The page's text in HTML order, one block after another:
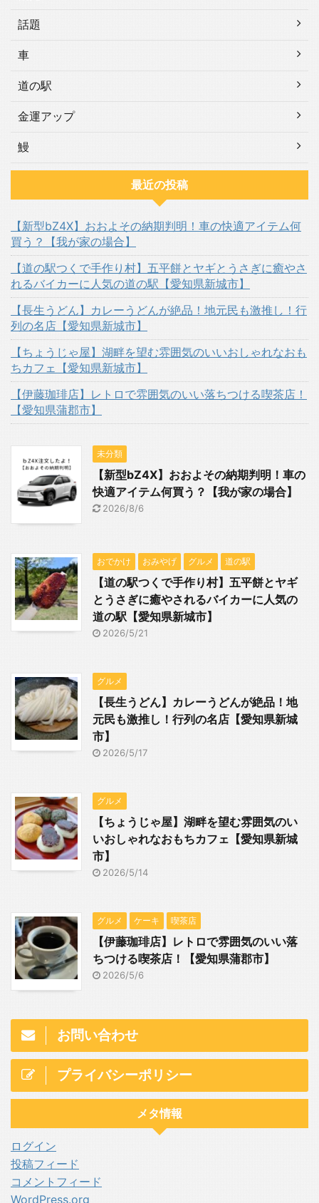
話題
車
道の駅
金運アップ
鰻
最近の投稿
【新型bZ4X】おおよその納期判明！車の快適アイテム何
買う？【我が家の場合】
【道の駅つくで手作り村】五平餅とヤギとうさぎに癒やさ
れるバイカーに人気の道の駅【愛知県新城市】
【長生うどん】カレーうどんが絶品！地元民も激推し！行
列の名店【愛知県新城市】
【ちょうじゃ屋】湖畔を望む雰囲気のいいおしゃれなおも
ちカフェ【愛知県新城市】
【伊藤珈琲店】レトロで雰囲気のいい落ちつける喫茶店！
【愛知県蒲郡市】
未分類
【新型bZ4X】おおよその納期判明！車の
快適アイテム何買う？【我が家の場合】
2026/8/6
おでかけ おみやげ グルメ 道の駅
【道の駅つくで手作り村】五平餅とヤギ
とうさぎに癒やされるバイカーに人気の
道の駅【愛知県新城市】
2026/5/21
グルメ
【長生うどん】カレーうどんが絶品！地
元民も激推し！行列の名店【愛知県新城
市】
2026/5/17
グルメ
【ちょうじゃ屋】湖畔を望む雰囲気のい
いおしゃれなおもちカフェ【愛知県新城
市】
2026/5/14
グルメ ケーキ 喫茶店
【伊藤珈琲店】レトロで雰囲気のいい落
ちつける喫茶店！【愛知県蒲郡市】
2026/5/6
お問い合わせ
プライバシーポリシー
メタ情報
ログイン
投稿フィード
コメントフィード
WordPress.org